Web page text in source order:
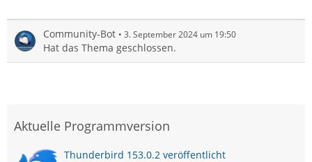
Community-Bot 3. September 2024 um 19:50
Hat das Thema geschlossen.
Aktuelle Programmversion
Thunderbird 153.0.2 veröffentlicht